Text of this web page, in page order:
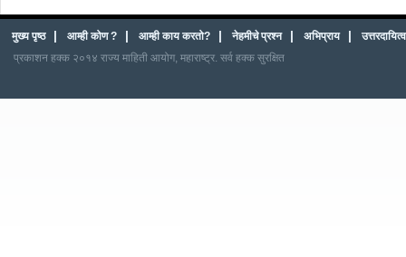
मुख्य पृष्ठ | आम्ही कोण ? | आम्ही काय करतो? | नेहमीचे प्रश्न | अभिप्राय |
प्रकाशन हक्क २०१४ राज्य माहिती आयोग, महाराष्ट्र. सर्व हक्क सुरक्षित